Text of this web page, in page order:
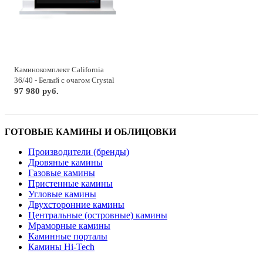
Каминокомплект California
36/40 - Белый с очагом Crystal
40 RF
97 980 руб.
ГОТОВЫЕ КАМИНЫ И ОБЛИЦОВКИ
Производители (бренды)
Дровяные камины
Газовые камины
Пристенные камины
Угловые камины
Двухсторонние камины
Центральные (островные) камины
Мраморные камины
Каминные порталы
Камины Hi-Tech